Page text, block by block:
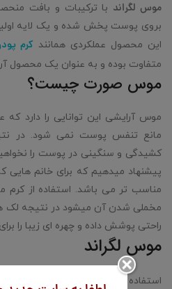
موس لگراند با ترکیبات و بافت
بروی پوست پخش شده و یک لایه اولیه
این محصول عملکردی همانند کرم
متفاوت بوده و به عنوان یک محصول
موس صورت چیست؟
موس آرایشی این توانایی را دارد
مانع تنفس پوست نمی شود. در
کشیدگی و سنگینی در پوست را
پیشنهاد میدهیم که برای خانم هایی
مناسب تر می باشد. استفاده از
مخملی شدن آن میشود در نتیجه لک
راحتی پوشش داده و چهره ای زیبا را
موس لگراند
استفاده از مواد اولیه با کیفیت و